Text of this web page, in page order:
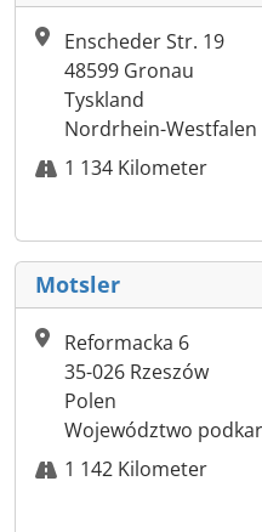
Enscheder Str. 19
48599 Gronau
Tyskland
Nordrhein-Westfalen
1 134 Kilometer
Motsler
Reformacka 6
35-026 Rzeszów
Polen
Województwo
1 142 Kilometer